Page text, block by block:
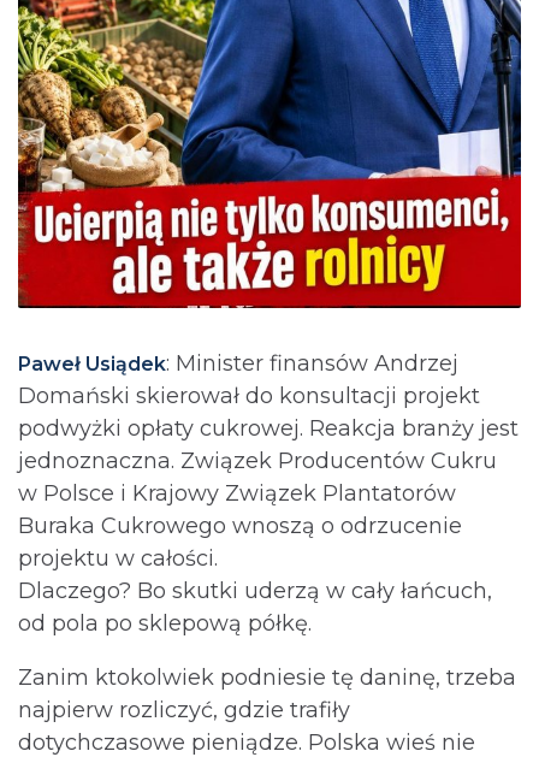
Paweł Usiądek: Minister finansów Andrzej
Domański skierował do konsultacji projekt
podwyżki opłaty cukrowej. Reakcja branży jest
jednoznaczna. Związek Producentów Cukru
w Polsce i Krajowy Związek Plantatorów
Buraka Cukrowego wnoszą o odrzucenie
projektu w całości.
Dlaczego? Bo skutki uderzą w cały łańcuch,
od pola po sklepową półkę.
Zanim ktokolwiek podniesie tę daninę, trzeba
najpierw rozliczyć, gdzie trafiły
dotychczasowe pieniądze. Polska wieś nie